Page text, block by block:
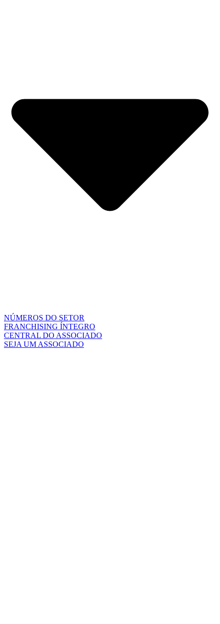
NÚMEROS DO SETOR
FRANCHISING ÍNTEGRO
CENTRAL DO ASSOCIADO
SEJA UM ASSOCIADO